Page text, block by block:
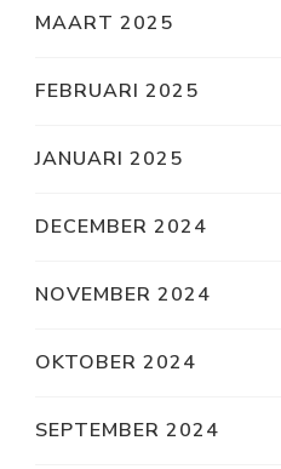
MAART 2025
FEBRUARI 2025
JANUARI 2025
DECEMBER 2024
NOVEMBER 2024
OKTOBER 2024
SEPTEMBER 2024